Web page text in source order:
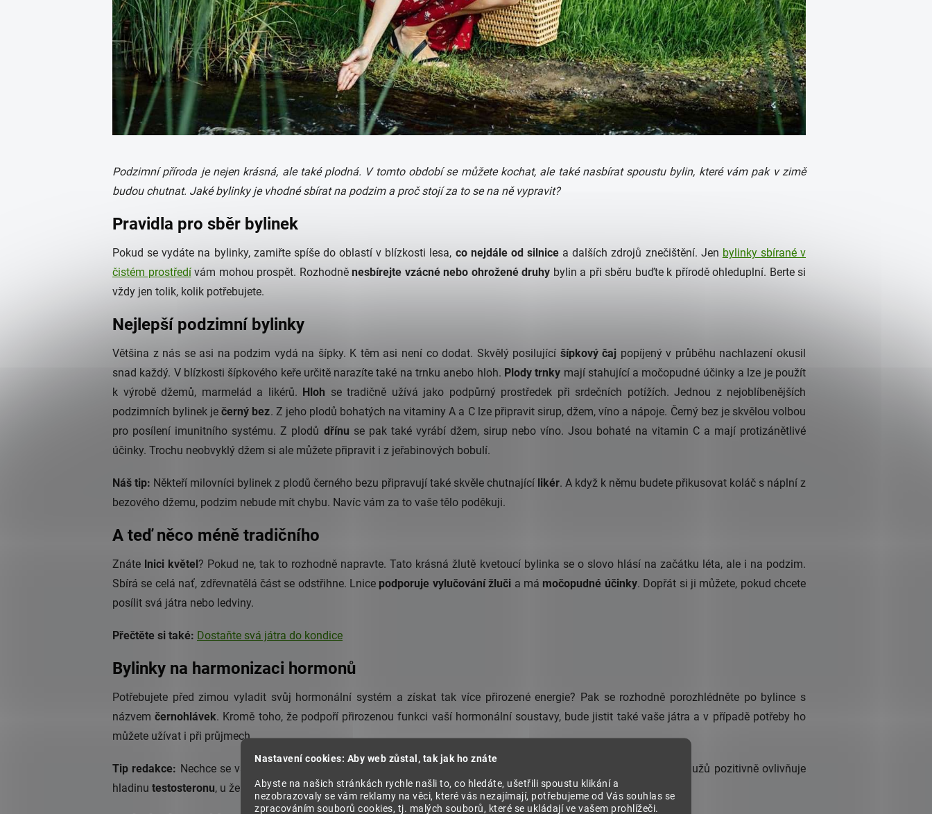
Nastavení cookies: Aby web zůstal, tak jak ho znáte
Abyste na našich stránkách rychle našli to, co hledáte, ušetřili spoustu klikání a
nezobrazovaly se vám reklamy na věci, které vás nezajímají, potřebujeme od Vás souhlas se
zpracováním souborů cookies, tj. malých souborů, které se ukládají ve vašem prohlížeči.
Podzimní příroda je nejen krásná, ale také plodná. V tomto období se můžete kochat, ale také nasbírat spoustu bylin, které vám pak v zimě
budou chutnat. Jaké bylinky je vhodné sbírat na podzim a proč stojí za to se na ně vypravit?
Pravidla pro sběr bylinek
Pokud se vydáte na bylinky, zamiřte spíše do oblastí v blízkosti lesa, co nejdále od silnicea dalších zdrojů znečištění. Jen bylinky sbírané v
čistém prostředívám mohou prospět. Rozhodně nesbírejte vzácné nebo ohrožené druhy bylin a při sběru buďte k přírodě ohleduplní. Berte si
vždy jen tolik, kolik potřebujete.
Nejlepší podzimní bylinky
Většina z nás se asi na podzim vydá na šípky. K těm asi není co dodat. Skvělý posilující šípkový čaj popíjený v průběhu nachlazení okusil
snad každý. V blízkosti šípkového keře určitě narazíte také na trnku anebo hloh. Plody trnky mají stahující a močopudné účinky a lze je použít
k výrobě džemů, marmelád a likérů. Hloh se tradičně užívá jako podpůrný prostředek při srdečních potížích. Jednou z nejoblíbenějších
podzimních bylinek ječerný bez. Z jeho plodů bohatých na vitaminy A a C lze připravit sirup, džem, víno a nápoje. Černý bez je skvělou volbou
pro posílení imunitního systému. Z plodů dřínu se pak také vyrábí džem, sirup nebo víno. Jsou bohaté na vitamin C a mají protizánětlivé
účinky. Trochu neobvyklý džem si ale můžete připravit i z jeřabinových bobulí.
Náš tip: Někteří milovníci bylinek z plodů černého bezu připravují také skvěle chutnající likér. A když k němu budete přikusovat koláč s náplní z
bezového džemu, podzim nebude mít chybu. Navíc vám za to vaše tělo poděkuji.
A teď něco méně tradičního
Znáte lnici květel? Pokud ne, tak to rozhodně napravte. Tato krásná žlutě kvetoucí bylinka se o slovo hlásí na začátku léta, ale i na podzim.
Sbírá se celá nať, zdřevnatělá část se odstřihne. Lnice podporuje vylučování žluči a má močopudné účinky. Dopřát si ji můžete, pokud chcete
posílit svá játra nebo ledviny.
Přečtěte si také: Dostaňte svá játra do kondice
Bylinky na harmonizaci hormonů
Potřebujete před zimou vyladit svůj hormonální systém a získat tak více přirozené energie? Pak se rozhodně porozhlédněte po bylince s
názvemčernohlávek. Kromě toho, že podpoří přirozenou funkci vaší hormonální soustavy, bude jistit také vaše játra a v případě potřeby ho
můžete užívat i při průjmech.
Tip redakce: Nechce se vám hledat černohlávek? Hormonální systém dokáže výborně vyladit také
, který u mužů pozitivně ovlivňuje
hladinu testosteronu, u žen pakestrogenu.